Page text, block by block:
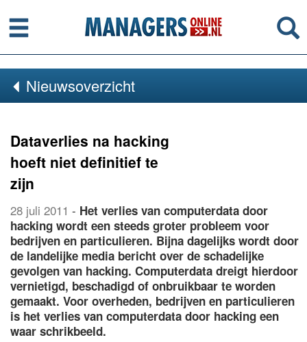
Menu
Nieuwsoverzicht
Dataverlies na hacking
hoeft niet definitief te
zijn
28 juli 2011 - Het verlies van computerdata door
hacking wordt een steeds groter probleem voor
bedrijven en particulieren. Bijna dagelijks wordt door
de landelijke media bericht over de schadelijke
gevolgen van hacking. Computerdata dreigt hierdoor
vernietigd, beschadigd of onbruikbaar te worden
gemaakt. Voor overheden, bedrijven en particulieren
is het verlies van computerdata door hacking een
waar schrikbeeld.